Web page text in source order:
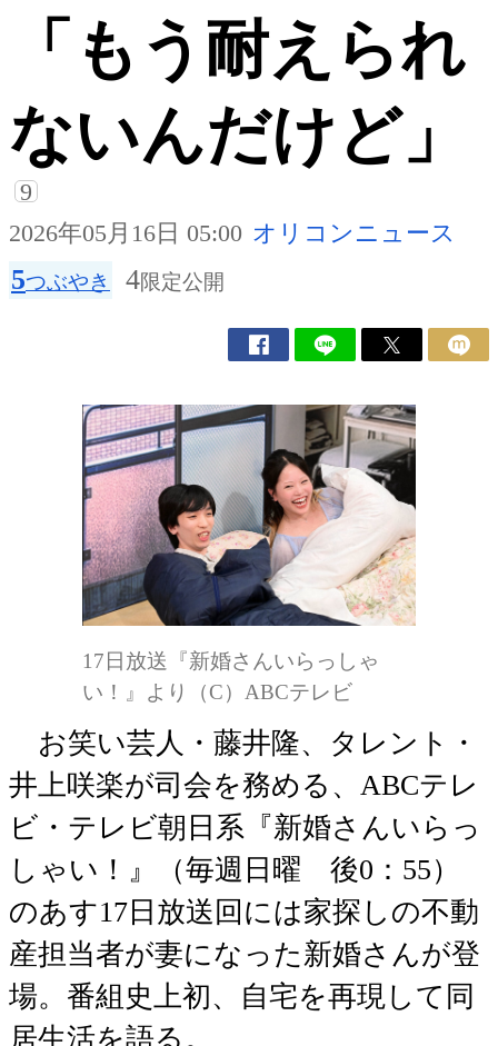
「もう耐えられ
ないんだけど」
9
2026年05月16日 05:00 オリコンニュース
5つぶやき 4限定公開
17日放送『新婚さんいらっしゃ
い！』より（C）ABCテレビ
お笑い芸人・藤井隆、タレント・
井上咲楽が司会を務める、ABCテレ
ビ・テレビ朝日系『新婚さんいらっ
しゃい！』（毎週日曜 後0：55）
のあす17日放送回には家探しの不動
産担当者が妻になった新婚さんが登
場。番組史上初、自宅を再現して同
居生活を語る。